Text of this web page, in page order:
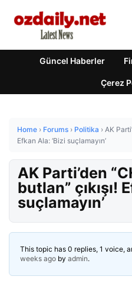
Güncel Haberler
Çerez
Home › Forums › Politika › AK
Efkan Ala: ‘Bizi suçlamayın’
AK Parti’den
butlan” çıkışı!
suçlamayın’
This topic has 0 replies, 1 voice,
weeks ago by admin.